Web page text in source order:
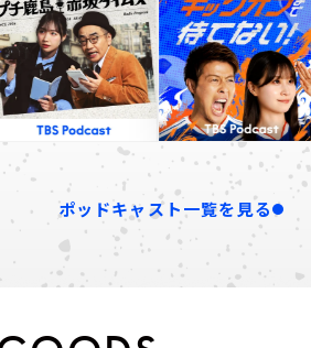
ってもしょうがないんで
STREAMING
ポッドキャスト一覧を見る